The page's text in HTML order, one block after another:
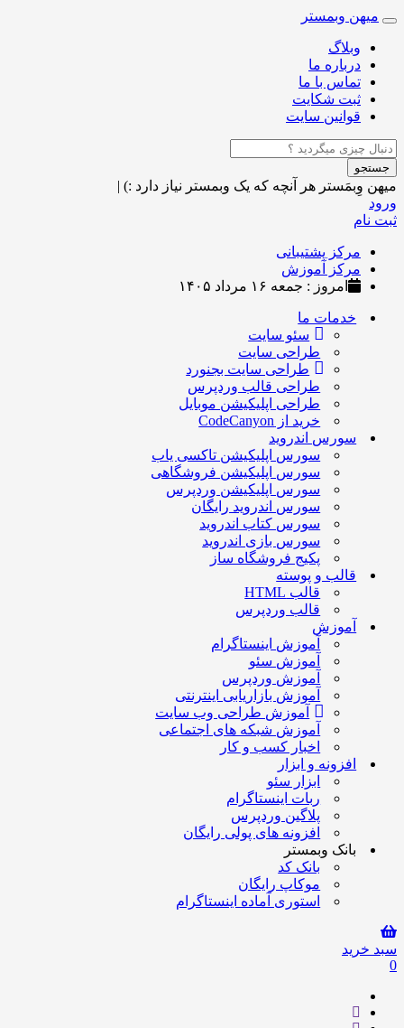
Toggle
navigation
میهن وبمستر
وبلاگ
درباره ما
تماس با ما
ثبت شکایت
قوانین سایت
جستجو
میهن وِبمَستر هر آنچه که یک وبمستر نیاز دارد :) |
ورود
ثبت نام
مرکز پشتیبانی
مرکز آموزش
امروز : جمعه ۱۶ مرداد ۱۴۰۵
خدمات ما
سئو سایت
طراحی سایت
طراحی سایت بجنورد
طراحی قالب وردپرس
طراحی اپلیکیشن موبایل
خرید از CodeCanyon
سورس اندروید
سورس اپلیکیشن تاکسی یاب
سورس اپلیکیشن فروشگاهی
سورس اپلیکیشن وردپرس
سورس اندروید رایگان
سورس کتاب اندروید
سورس بازی اندروید
پکیج فروشگاه ساز
قالب و پوسته
قالب HTML
قالب وردپرس
آموزش
آموزش اینستاگرام
آموزش سئو
آموزش وردپرس
آموزش بازاریابی اینترنتی
آموزش طراحی وب سایت
آموزش شبکه های اجتماعی
اخبار کسب و کار
افزونه و ابزار
ابزار سئو
ربات اینستاگرام
پلاگین وردپرس
افزونه های پولی رایگان
بانک وبمستر
بانک کد
موکاپ رایگان
استوری آماده اینستاگرام
سبد خرید
0